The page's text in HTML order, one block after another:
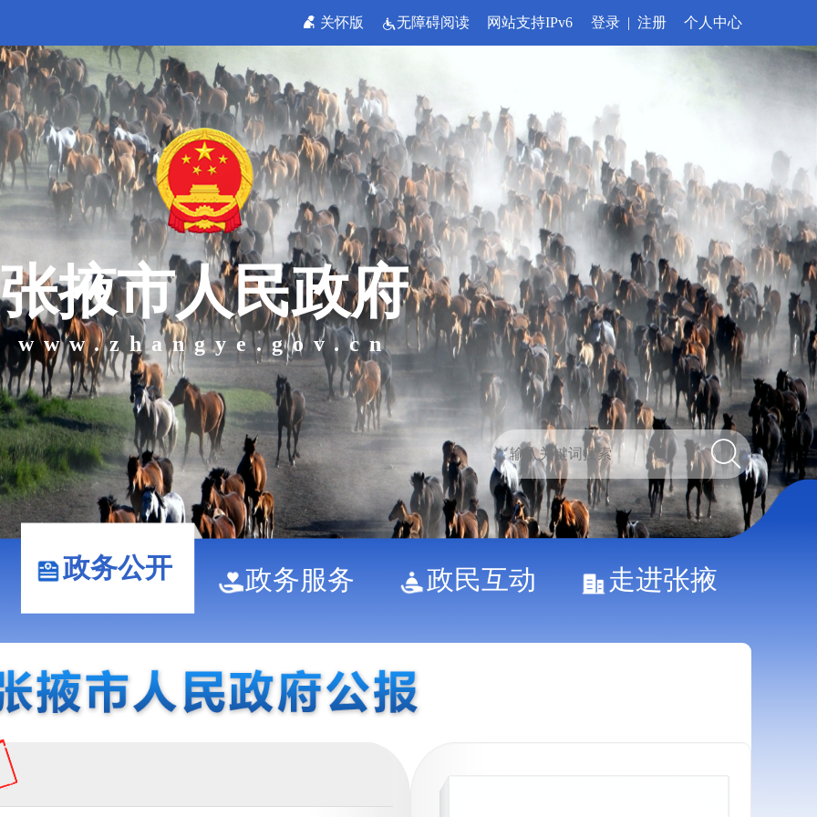
关怀版 无障碍阅读 网站支持IPv6 登录 | 注册 个人中心
张掖市人民政府
www.zhangye.gov.cn
政务公开 政务服务 政民互动 走进张掖